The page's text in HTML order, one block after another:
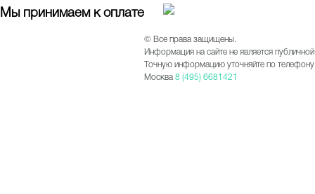
Мы принимаем к оплате
© Все права защищены.
Информация на сайте не является
Точную информацию уточняйте по телефону
Москва 8 (495) 6681421